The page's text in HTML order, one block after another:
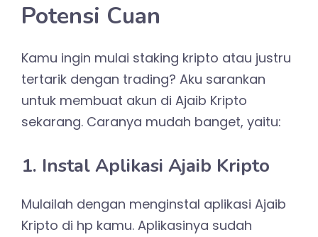
Potensi Cuan
Kamu ingin mulai staking kripto atau justru
tertarik dengan trading? Aku sarankan
untuk membuat akun di Ajaib Kripto
sekarang. Caranya mudah banget, yaitu:
1. Instal Aplikasi Ajaib Kripto
Mulailah dengan menginstal aplikasi Ajaib
Kripto di hp kamu. Aplikasinya sudah